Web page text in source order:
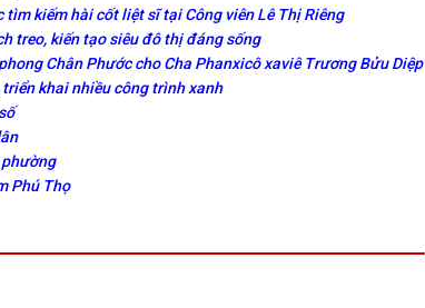
kiếm hài cốt liệt sĩ tại Công viên Lê Thị Riêng
treo, kiến tạo siêu đô thị đáng sống
Chân Phước cho Cha Phanxicô xaviê Trương Bửu Diệp
khai nhiều công trình xanh
phường
Phú Thọ